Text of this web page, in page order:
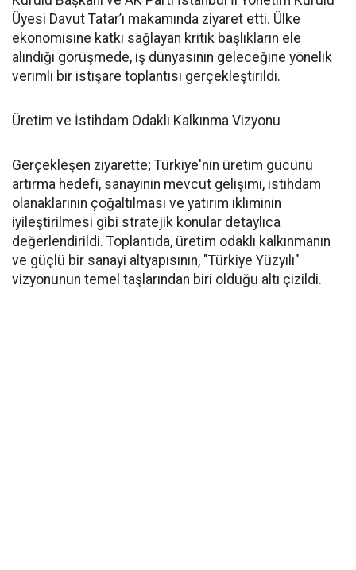
Üyesi Davut Tatar’ı makamında ziyaret etti. Ülke
ekonomisine katkı sağlayan kritik başlıkların ele
alındığı görüşmede, iş dünyasının geleceğine yönelik
verimli bir istişare toplantısı gerçekleştirildi.
Üretim ve İstihdam Odaklı Kalkınma Vizyonu
Gerçekleşen ziyarette; Türkiye'nin üretim gücünü
artırma hedefi, sanayinin mevcut gelişimi, istihdam
olanaklarının çoğaltılması ve yatırım ikliminin
iyileştirilmesi gibi stratejik konular detaylıca
değerlendirildi. Toplantıda, üretim odaklı kalkınmanın
ve güçlü bir sanayi altyapısının, "Türkiye Yüzyılı"
vizyonunun temel taşlarından biri olduğu altı çizildi.